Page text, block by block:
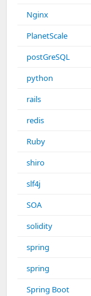
Nginx
PlanetScale
postGreSQL
python
rails
redis
Ruby
shiro
slf4j
SOA
solidity
spring
spring
Spring Boot